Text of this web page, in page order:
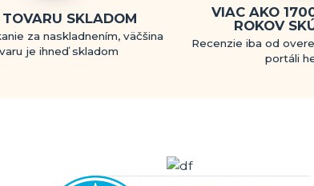
SKLADOM
za naskladnením, väčšina
je ihneď skladom
VIAC AKO
ROKOV
Recenzie iba od
portáli